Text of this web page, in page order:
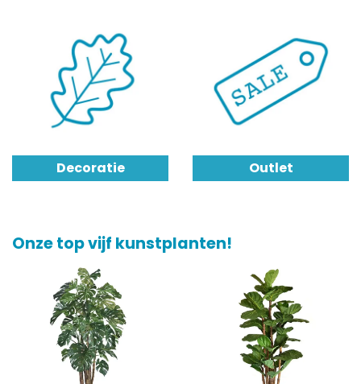
Decoratie Outlet
Onze top vijf kunstplanten!